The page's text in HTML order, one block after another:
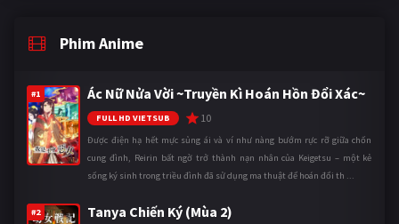
Phim Anime
#1 Ác Nữ Nửa Vời ~Truyền Kì Hoán Hồn Đổi Xác~
FULL HD VIETSUB 10
Được điện hạ hết mực sủng ái và ví như nàng bướm rực rỡ giữa chốn
cung đình, Reirin bất ngờ trở thành nạn nhân của Keigetsu – một kẻ
sống ký sinh trong triều đình đã sử dụng ma thuật để hoán đổi th ...
#2 Tanya Chiến Ký (Mùa 2)